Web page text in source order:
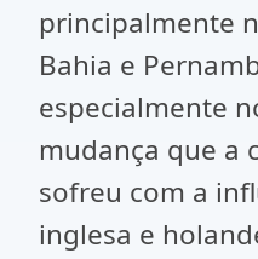
principalmente
Bahia e
especialmente
mudança que a
sofreu com a
inglesa e